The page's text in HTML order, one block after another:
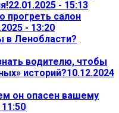
22.01.2025 - 15:13
прогреть салон
- 13:20
в Ленобласти?
водителю, чтобы
историй?10.12.2024
он опасен вашему